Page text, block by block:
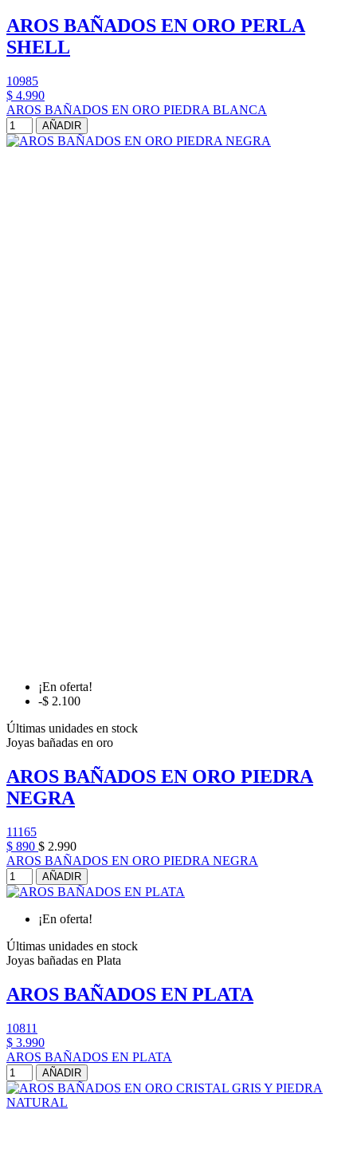
AROS BAÑADOS EN ORO PERLA
SHELL
10985
$ 4.990
AROS BAÑADOS EN ORO PIEDRA BLANCA
AÑADIR
¡En oferta!
-$ 2.100
Últimas unidades en stock
Joyas bañadas en oro
AROS BAÑADOS EN ORO PIEDRA
NEGRA
11165
$ 890 $ 2.990
AROS BAÑADOS EN ORO PIEDRA NEGRA
AÑADIR
¡En oferta!
Últimas unidades en stock
Joyas bañadas en Plata
AROS BAÑADOS EN PLATA
10811
$ 3.990
AROS BAÑADOS EN PLATA
AÑADIR